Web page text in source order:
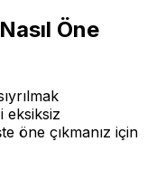
Öne
eksiksiz
öne çıkmanız için